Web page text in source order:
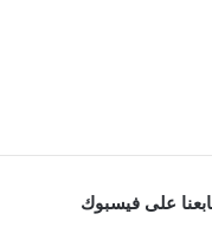
على فيسبوك